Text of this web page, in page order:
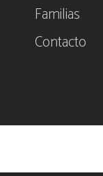
Familias
Contacto